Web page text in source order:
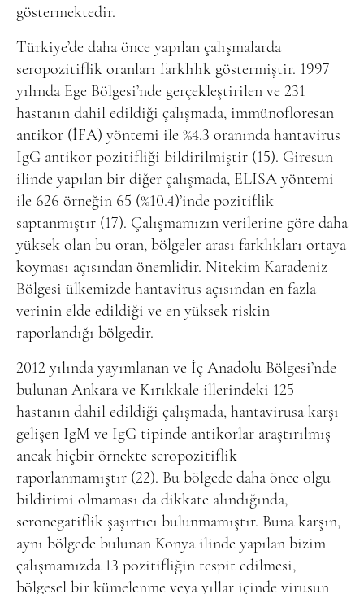
göstermektedir.
Türkiye’de daha önce yapılan çalışmalarda
seropozitiflik oranları farklılık göstermiştir. 1997
yılında Ege Bölgesi’nde gerçekleştirilen ve 231
hastanın dahil edildiği çalışmada, immünofloresan
antikor (İFA) yöntemi ile %4.3 oranında hantavirus
IgG antikor pozitifliği bildirilmiştir (15). Giresun
ilinde yapılan bir diğer çalışmada, ELISA yöntemi
ile 626 örneğin 65 (%10.4)’inde pozitiflik
saptanmıştır (17). Çalışmamızın verilerine göre daha
yüksek olan bu oran, bölgeler arası farklıkları ortaya
koyması açısından önemlidir. Nitekim Karadeniz
Bölgesi ülkemizde hantavirus açısından en fazla
verinin elde edildiği ve en yüksek riskin
raporlandığı bölgedir.
2012 yılında yayımlanan ve İç Anadolu Bölgesi’nde
bulunan Ankara ve Kırıkkale illerindeki 125
hastanın dahil edildiği çalışmada, hantavirusa karşı
gelişen IgM ve IgG tipinde antikorlar araştırılmış
ancak hiçbir örnekte seropozitiflik
raporlanmamıştır (22). Bu bölgede daha önce olgu
bildirimi olmaması da dikkate alındığında,
seronegatiflik şaşırtıcı bulunmamıştır. Buna karşın,
aynı bölgede bulunan Konya ilinde yapılan bizim
çalışmamızda 13 pozitifliğin tespit edilmesi,
bölgesel bir kümelenme veya yıllar içinde virusun